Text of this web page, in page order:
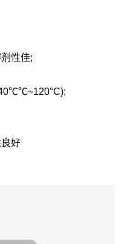
性佳;
好